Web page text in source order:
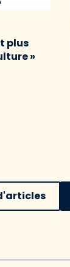
plus
»